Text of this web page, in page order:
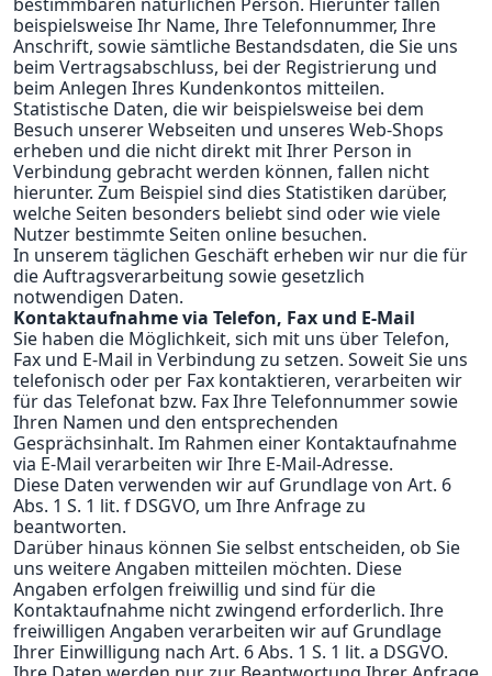
beispielsweise Ihr Name, Ihre Telefonnummer, Ihre
Anschrift, sowie sämtliche Bestandsdaten, die Sie uns
beim Vertragsabschluss, bei der Registrierung und
beim Anlegen Ihres Kundenkontos mitteilen.
Statistische Daten, die wir beispielsweise bei dem
Besuch unserer Webseiten und unseres Web-Shops
erheben und die nicht direkt mit Ihrer Person in
Verbindung gebracht werden können, fallen nicht
hierunter. Zum Beispiel sind dies Statistiken darüber,
welche Seiten besonders beliebt sind oder wie viele
Nutzer bestimmte Seiten online besuchen.
In unserem täglichen Geschäft erheben wir nur die für
die Auftragsverarbeitung sowie gesetzlich
notwendigen Daten.
Kontaktaufnahme via Telefon, Fax und E-Mail
Sie haben die Möglichkeit, sich mit uns über Telefon,
Fax und E-Mail in Verbindung zu setzen. Soweit Sie uns
telefonisch oder per Fax kontaktieren, verarbeiten wir
für das Telefonat bzw. Fax Ihre Telefonnummer sowie
Ihren Namen und den entsprechenden
Gesprächsinhalt. Im Rahmen einer Kontaktaufnahme
via E-Mail verarbeiten wir Ihre E-Mail-Adresse.
Diese Daten verwenden wir auf Grundlage von Art. 6
Abs. 1 S. 1 lit. f DSGVO, um Ihre Anfrage zu
beantworten.
Darüber hinaus können Sie selbst entscheiden, ob Sie
uns weitere Angaben mitteilen möchten. Diese
Angaben erfolgen freiwillig und sind für die
Kontaktaufnahme nicht zwingend erforderlich. Ihre
freiwilligen Angaben verarbeiten wir auf Grundlage
Ihrer Einwilligung nach Art. 6 Abs. 1 S. 1 lit. a DSGVO.